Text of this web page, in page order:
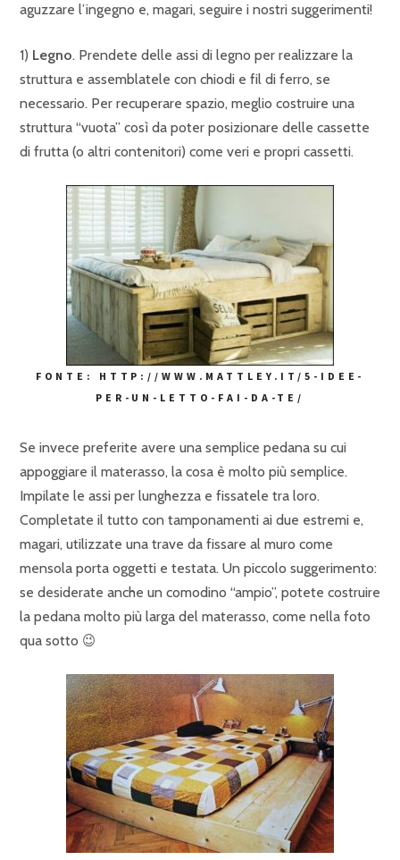
aguzzare l’ingegno e, magari, seguire i nostri suggerimenti!
1) Legno. Prendete delle assi di legno per realizzare la
struttura e assemblatele con chiodi e fil di ferro, se
necessario. Per recuperare spazio, meglio costruire una
struttura “vuota” così da poter posizionare delle cassette
di frutta (o altri contenitori) come veri e propri cassetti.
FONTE: HTTP://WWW.MATTLEY.IT/5-IDEE-
PER-UN-LETTO-FAI-DA-TE/
Se invece preferite avere una semplice pedana su cui
appoggiare il materasso, la cosa è molto più semplice.
Impilate le assi per lunghezza e fissatele tra loro.
Completate il tutto con tamponamenti ai due estremi e,
magari, utilizzate una trave da fissare al muro come
mensola porta oggetti e testata. Un piccolo suggerimento:
se desiderate anche un comodino “ampio”, potete costruire
la pedana molto più larga del materasso, come nella foto
qua sotto 😉